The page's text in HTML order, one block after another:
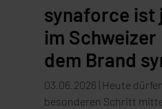
synaforce ist
im
dem Brand
präsent!
03.06.2026 | Heute
besonderen Schritt